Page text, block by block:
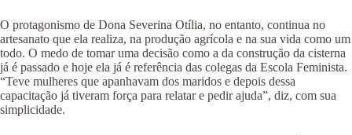
O protagonismo de Dona Severina Otília, no entanto, continua no
artesanato que ela realiza, na produção agrícola e na sua vida como um
todo. O medo de tomar uma decisão como a da construção da cisterna
já é passado e hoje ela já é referência das colegas da Escola Feminista.
“Teve mulheres que apanhavam dos maridos e depois dessa
capacitação já tiveram força para relatar e pedir ajuda”, diz, com sua
simplicidade.